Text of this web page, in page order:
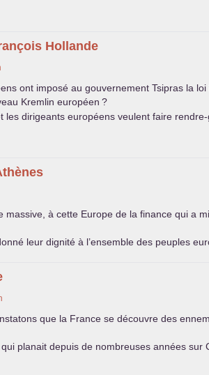
Hollande
ont imposé au gouvernement Tsipras la loi
Kremlin européen ?
les dirigeants européens veulent faire
à cette Europe de la finance qui a
leur dignité à l’ensemble des peuples
que la France se découvre des
planait depuis de nombreuses années